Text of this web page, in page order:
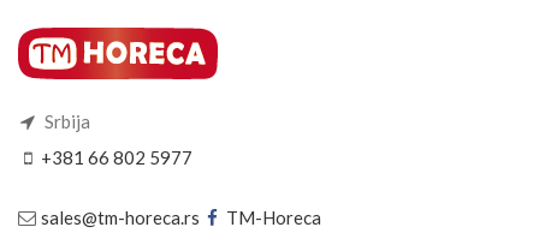
Srbija
+381 66 802 5977
sales@tm-horeca.rs TM-Horeca